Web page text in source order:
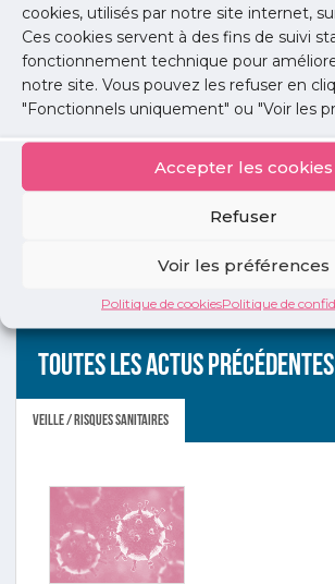
cookies, utilisés par notre site internet,
Ces cookies servent à des fins de suivi
fonctionnement technique pour
notre site. Vous pouvez les refuser en
"Fonctionnels uniquement" ou "Voir les
Accepter les cookies
Refuser
Voir les préférences
Politique de cookiesPolitique de
Ce numéro vert ne constitue pas un
prise de rendez-vous de premier
spécifique ne doit être activé que par le
titre subsidiaire, dans l’hypothèse où
symptomatique ou cas contacts, ou son
vous rapidement dans le laboratoire de
Partager cet article :
Toutes les actus précédentes
Veille / Risques sanitaires